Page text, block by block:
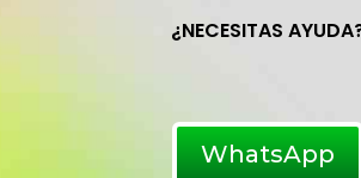
¿NECESITAS
WhatsApp